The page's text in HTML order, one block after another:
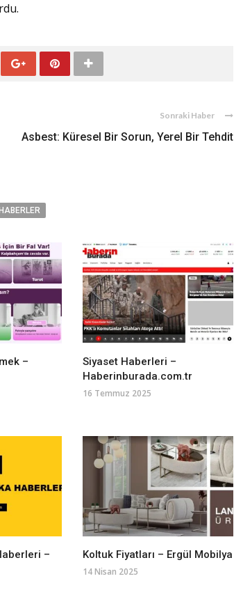
Sonraki Haber
Asbest: Küresel Bir Sorun, Yerel Bir Tehdit
–
Siyaset Haberleri –
Haberinburada.com.tr
16 Temmuz 2025
–
Koltuk Fiyatları – Ergül Mobilya
14 Nisan 2025